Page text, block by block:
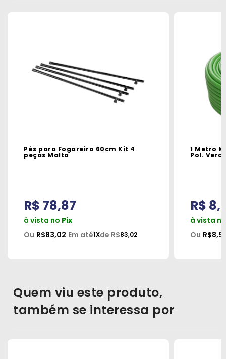
Pés para Fogareiro 60cm Kit 4
peças Malta
R$ 78,87
à vista no Pix
Ou R$83,02 Em até1Xde R$83,02
1 Metro
Pol.
R$
à vista
Ou
Quem viu este produto,
também se interessa por